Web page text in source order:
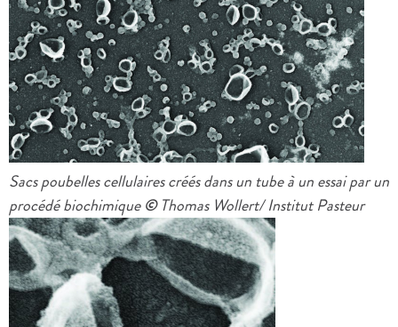
Sacs poubelles cellulaires créés dans un tube à un essai par un
procédé biochimique©Thomas Wollert/ Institut Pasteur